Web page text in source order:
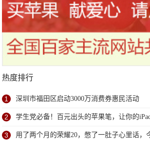
热度排行
1 深圳市福田区启动3000万消费券惠民活动
2 学生党必备！百元出头的苹果笔，让你的
3 用了两个月的荣耀20，憋了一肚子心里话，